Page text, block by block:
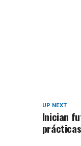
UP NEXT
Inician